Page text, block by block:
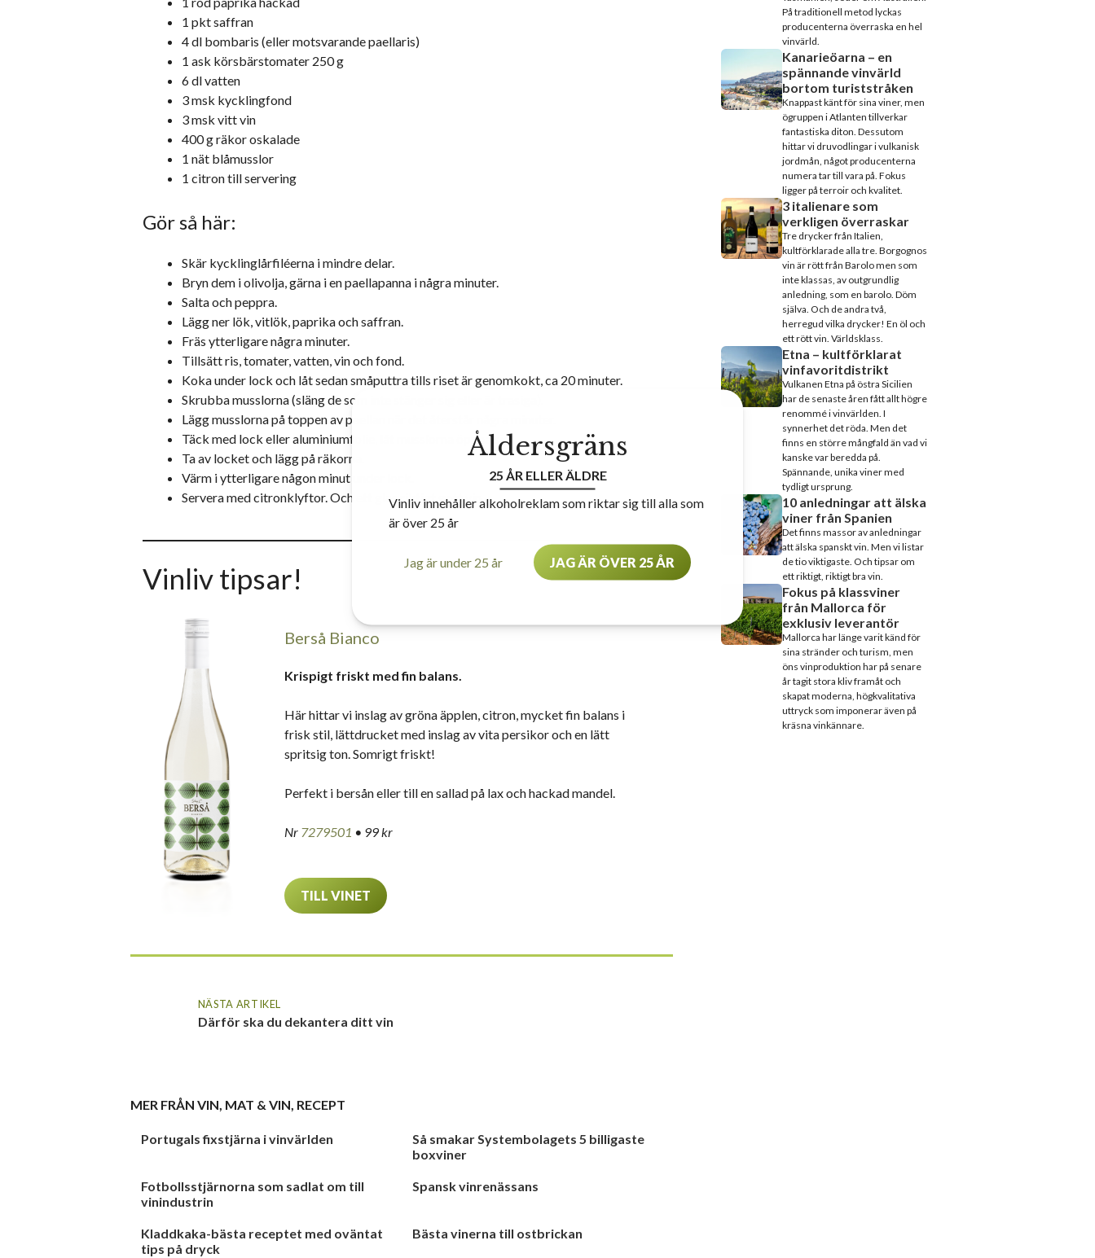
1 pkt saffran
4 dl bombaris (eller motsvarande paellaris)
1 ask körsbärstomater 250 g
6 dl vatten
3 msk kycklingfond
3 msk vitt vin
400 g räkor oskalade
1 nät blåmusslor
1 citron till servering
Gör så här:
Skär kycklinglårfiléerna i mindre delar.
Bryn dem i olivolja, gärna i en paellapanna i några minuter.
Salta och peppra.
Lägg ner lök, vitlök, paprika och saffran.
Fräs ytterligare några minuter.
Tillsätt ris, tomater, vatten, vin och fond.
Koka under lock och låt sedan småputtra tills riset är genomkokt, ca 20 minuter.
Skrubba musslorna (släng de som inte stänger sig eller är trasiga).
Lägg musslorna på toppen av paellan när det återstår några minuter.
Täck med lock eller aluminiumfolie, låt musslorna öppna sig.
Ta av locket och lägg på räkorna.
Värm i ytterligare någon minut under lock.
Servera med citronklyftor. Och ett glas riktigt gott vin.
Vinliv tipsar!
Berså Bianco
Krispigt friskt med fin balans.
Här hittar vi inslag av gröna äpplen, citron, mycket fin balans i
frisk stil, lättdrucket med inslag av vita persikor och en lätt
spritsig ton. Somrigt friskt!
Perfekt i bersån eller till en sallad på lax och hackad mandel.
Nr 7279501 • 99 kr
TILL VINET
NÄSTA ARTIKEL
Därför ska du dekantera ditt vin
MER FRÅN VIN, MAT & VIN, RECEPT
Portugals fixstjärna i vinvärlden
Så smakar Systembolagets 5 billigaste
boxviner
Fotbollsstjärnorna som sadlat om till
vinindustrin
Spansk vinrenässans
Kladdkaka-bästa receptet med oväntat
tips på dryck
Bästa vinerna till ostbrickan
På traditionell metod lyckas
producenterna överraska en hel
vinvärld.
Kanarieöarna – en
spännande vinvärld
bortom turiststråken
Knappast känt för sina viner, men
ögruppen i Atlanten tillverkar
fantastiska diton. Dessutom
hittar vi druvodlingar i vulkanisk
jordmån, något producenterna
numera tar till vara på. Fokus
ligger på terroir och kvalitet.
3 italienare som
verkligen överraskar
Tre drycker från Italien,
kultförklarade alla tre. Borgognos
vin är rött från Barolo men som
inte klassas, av outgrundlig
anledning, som en barolo. Döm
själva. Och de andra två,
herregud vilka drycker! En öl och
ett rött vin. Världsklass.
Etna – kultförklarat
vinfavoritdistrikt
Vulkanen Etna på östra Sicilien
har de senaste åren fått allt högre
renommé i vinvärlden. I
synnerhet det röda. Men det
finns en större mångfald än vad vi
kanske var beredda på.
Spännande, unika viner med
tydligt ursprung.
10 anledningar att älska
viner från Spanien
Det finns massor av anledningar
att älska spanskt vin. Men vi listar
de tio viktigaste. Och tipsar om
ett riktigt, riktigt bra vin.
Fokus på klassviner
från Mallorca för
exklusiv leverantör
Mallorca har länge varit känd för
sina stränder och turism, men
öns vinproduktion har på senare
år tagit stora kliv framåt och
skapat moderna, högkvalitativa
uttryck som imponerar även på
kräsna vinkännare.
Åldersgräns
25 ÅR ELLER ÄLDRE
Vinliv innehåller alkoholreklam som riktar sig till alla som
är över 25 år
Jag är under 25 år JAG ÄR ÖVER 25 ÅR